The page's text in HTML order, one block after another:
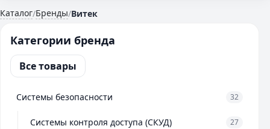
Каталог/Бренды/Витек
Категории бренда
Все товары
Системы безопасности 32
Системы контроля доступа (СКУД) 27